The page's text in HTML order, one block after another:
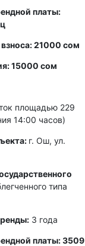
платы:
21000 сом
15000 сом
площадью 229
14:00 часов)
г. Ош, ул.
типа
3 года
платы: 3509